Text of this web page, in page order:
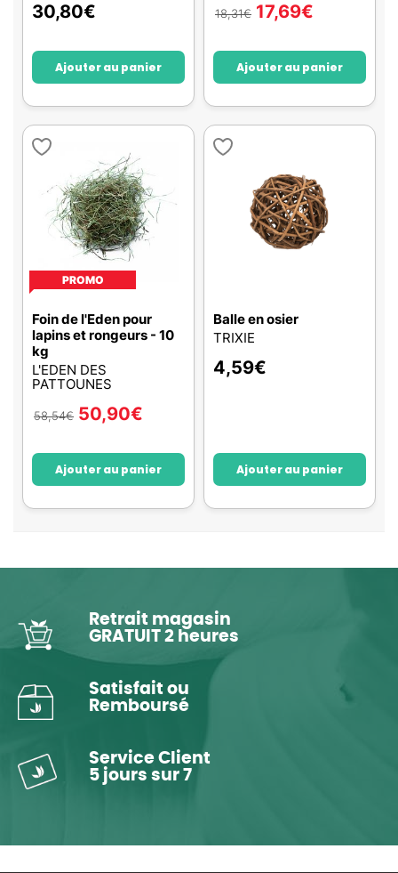
30,80€
Ajouter au panier
18,31€ 17,69€
Ajouter au panier
PROMO
Foin de l'Eden pour
lapins et rongeurs - 10
kg
L'EDEN DES
PATTOUNES
58,54€ 50,90€
Ajouter au panier
Balle en osier
TRIXIE
4,59€
Ajouter au panier
Retrait magasin
GRATUIT 2 heures
Satisfait ou
Remboursé
Service Client
5 jours sur 7